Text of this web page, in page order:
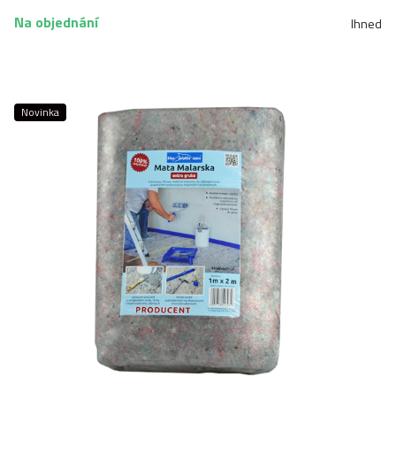
Na objednání Ihned
Novinka